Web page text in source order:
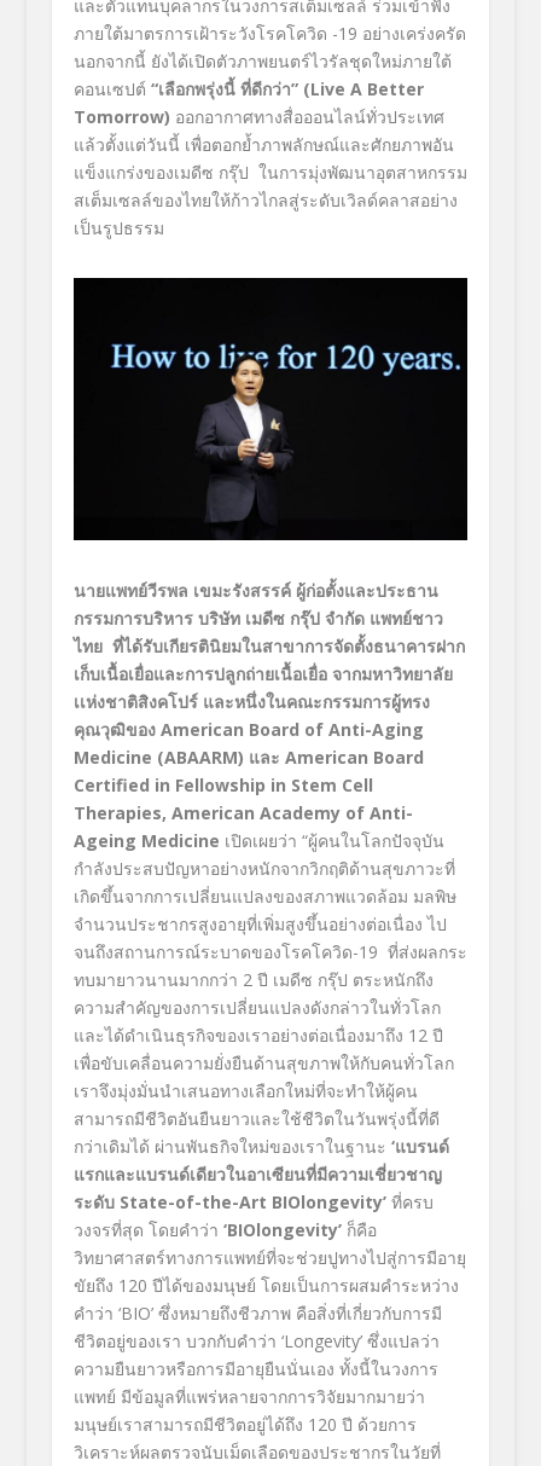
และตัวแทนบุคลากรในวงการสเต็มเซลล์ ร่วมเข้าฟัง
ภายใต้มาตรการเฝ้าระวังโรคโควิด -19 อย่างเคร่งครัด
นอกจากนี้ ยังได้เปิดตัวภาพยนตร์ไวรัลชุดใหม่ภายใต้
คอนเซปต์ “เลือกพรุ่งนี้ ที่ดีกว่า” (Live A Better
Tomorrow) ออกอากาศทางสื่อออนไลน์ทั่วประเทศ
แล้วตั้งแต่วันนี้ เพื่อตอกย้ำภาพลักษณ์และศักยภาพอัน
แข็งแกร่งของเมดีซ กรุ๊ป ในการมุ่งพัฒนาอุตสาหกรรม
สเต็มเซลล์ของไทยให้ก้าวไกลสู่ระดับเวิลด์คลาสอย่าง
เป็นรูปธรรม
นายแพทย์วีรพล เขมะรังสรรค์ ผู้ก่อตั้งและประธาน
กรรมการบริหาร บริษัท เมดีซ กรุ๊ป จำกัด แพทย์ชาว
ไทย ที่ได้รับเกียรตินิยมในสาขาการจัดตั้งธนาคารฝาก
เก็บเนื้อเยื่อและการปลูกถ่ายเนื้อเยื่อ จากมหาวิทยาลัย
เเห่งชาติสิงคโปร์ และหนึ่งในคณะกรรมการผู้ทรง
คุณวุฒิของ American Board of Anti-Aging
Medicine (ABAARM) และ American Board
Certified in Fellowship in Stem Cell
Therapies, American Academy of Anti-
Ageing Medicine เปิดเผยว่า “ผู้คนในโลกปัจจุบัน
กำลังประสบปัญหาอย่างหนักจากวิกฤติด้านสุขภาวะที่
เกิดขึ้นจากการเปลี่ยนแปลงของสภาพแวดล้อม มลพิษ
จำนวนประชากรสูงอายุที่เพิ่มสูงขึ้นอย่างต่อเนื่อง ไป
จนถึงสถานการณ์ระบาดของโรคโควิด-19 ที่ส่งผลกระ
ทบมายาวนานมากกว่า 2 ปี เมดีซ กรุ๊ป ตระหนักถึง
ความสำคัญของการเปลี่ยนแปลงดังกล่าวในทั่วโลก
และได้ดำเนินธุรกิจของเราอย่างต่อเนื่องมาถึง 12 ปี
เพื่อขับเคลื่อนความยั่งยืนด้านสุขภาพให้กับคนทั่วโลก
เราจึงมุ่งมั่นนำเสนอทางเลือกใหม่ที่จะทำให้ผู้คน
สามารถมีชีวิตอันยืนยาวและใช้ชีวิตในวันพรุ่งนี้ที่ดี
กว่าเดิมได้ ผ่านพันธกิจใหม่ของเราในฐานะ ‘แบรนด์
แรกและแบรนด์เดียวในอาเซียนที่มีความเชี่ยวชาญ
ระดับ State-of-the-Art BIOlongevity’ ที่ครบ
วงจรที่สุด โดยคำว่า ‘BIOlongevity’ก็คือ
วิทยาศาสตร์ทางการแพทย์ที่จะช่วยปูทางไปสู่การมีอายุ
ขัยถึง 120 ปีได้ของมนุษย์ โดยเป็นการผสมคำระหว่าง
คำว่า ‘BIO’ ซึ่งหมายถึงชีวภาพ คือสิ่งที่เกี่ยวกับการมี
ชีวิตอยู่ของเรา บวกกับคำว่า ‘Longevity’ ซึ่งแปลว่า
ความยืนยาวหรือการมีอายุยืนนั่นเอง ทั้งนี้ในวงการ
แพทย์ มีข้อมูลที่แพร่หลายจากการวิจัยมากมายว่า
มนุษย์เราสามารถมีชีวิตอยู่ได้ถึง 120 ปี ด้วยการ
วิเคราะห์ผลตรวจนับเม็ดเลือดของประชากรในวัยที่